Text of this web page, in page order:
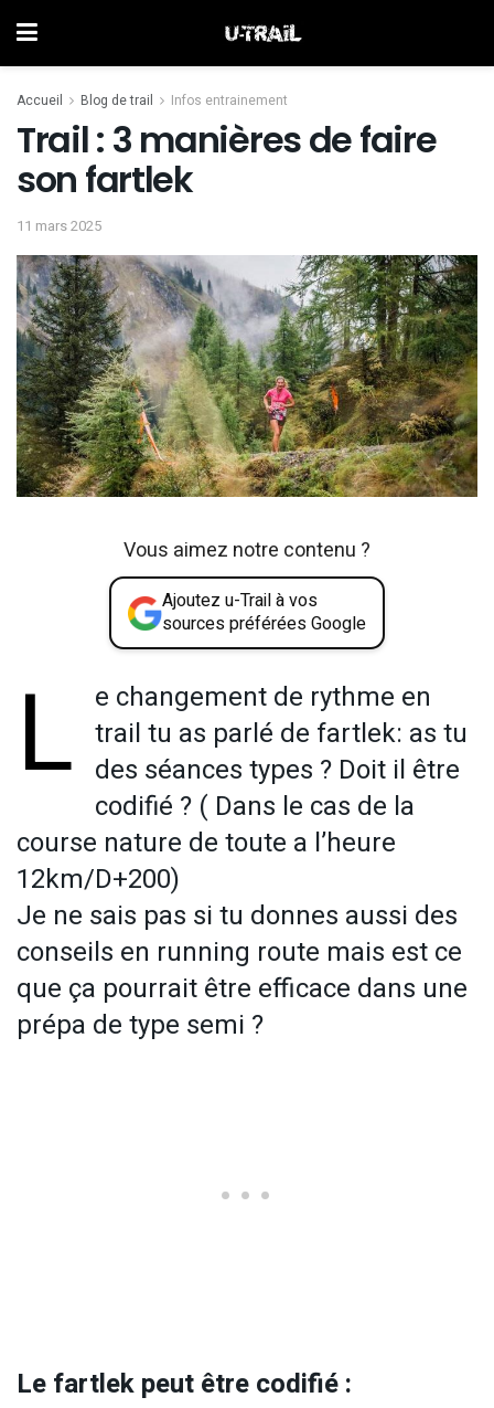
Accueil Blog de trail Infos entrainement
Trail : 3 manières de faire
son fartlek
11 mars 2025
Vous aimez notre contenu ?
Ajoutez u-Trail à vos
sources préférées Google
L
e changement de rythme en
trail tu as parlé de fartlek: as tu
des séances types ? Doit il être
codifié ? ( Dans le cas de la
course nature de toute a l’heure
12km/D+200)
Je ne sais pas si tu donnes aussi des
conseils en running route mais est ce
que ça pourrait être efficace dans une
prépa de type semi ?
Le fartlek peut être codifié :